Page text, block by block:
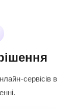
сервісів в